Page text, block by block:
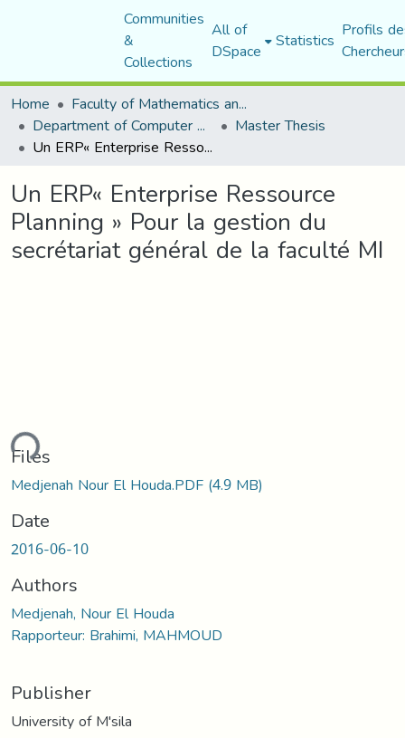
Communities
&
Collections
All of
DSpace Statistics Profils
Home
Faculty of Mathematics and Computer Science
Department of Computer Science Master Thesis
Un ERP« Enterprise Ressource Planning » Pour la gestion du secrétariat général de la faculté MI
Un ERP« Enterprise Ressource
Planning » Pour la gestion du
secrétariat général de la faculté MI
Files
Medjenah Nour El Houda.PDF(4.9 MB)
Date
2016-06-10
Authors
Medjenah, Nour El Houda
Rapporteur: Brahimi, MAHMOUD
Publisher
University of M'sila